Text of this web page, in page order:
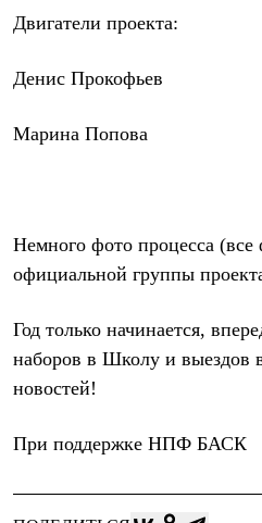
Толстовки
Куртки
Куртки
Брюки
Снаряжение
Палатки и тенты
Палатки
Аксессуары для палаток
Рюкзаки
Экспедиционные
Легкоходные
Городские
Аксессуары для рюкзаков
Пуховые
Комбинированные
Двигатели проекта:
Денис Прокофьев
Марина Попова
Немного фото процесса (все
официальной группы
Год только начинается,
наборов в Школу и
новостей!
При поддержке НПФ БАСК